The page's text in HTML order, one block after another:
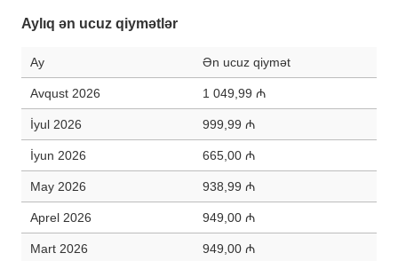
Aylıq ən ucuz qiymətlər
Ay Ən ucuz qiymət
Avqust 2026 1 049,99 ₼
İyul 2026 999,99 ₼
İyun 2026 665,00 ₼
May 2026 938,99 ₼
Aprel 2026 949,00 ₼
Mart 2026 949,00 ₼